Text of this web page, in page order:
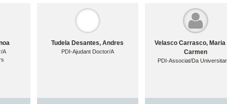
A
Tudela Desantes, Andres
PDI-Ajudant Doctor/A
Velasco Carrasco, Maria
Carmen
PDI-Associat/Da